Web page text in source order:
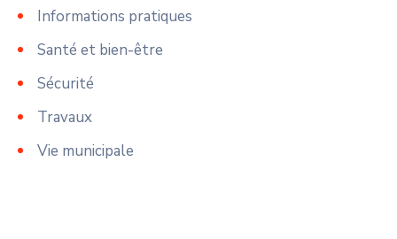
Informations pratiques
Santé et bien-être
Sécurité
Travaux
Vie municipale